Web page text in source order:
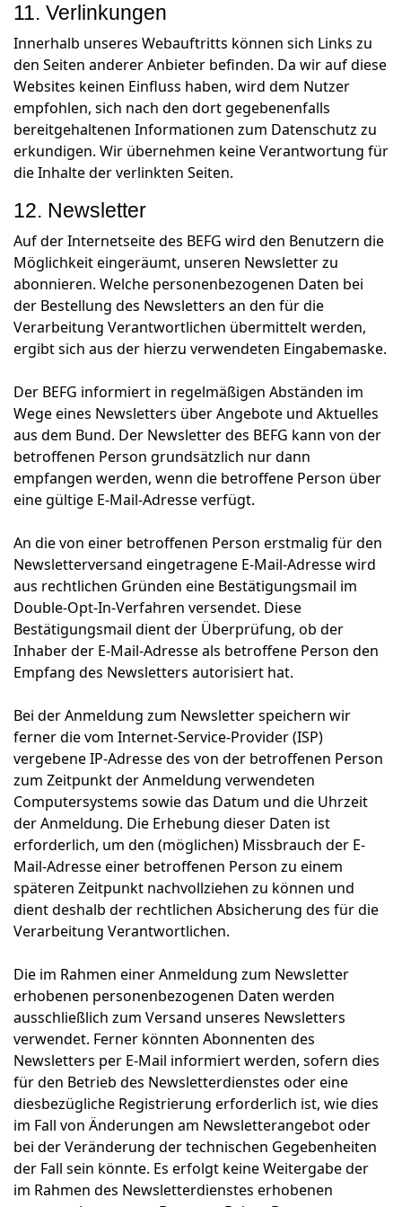
11. Verlinkungen
Innerhalb unseres Webauftritts können sich Links zu
den Seiten anderer Anbieter befinden. Da wir auf diese
Websites keinen Einfluss haben, wird dem Nutzer
empfohlen, sich nach den dort gegebenenfalls
bereitgehaltenen Informationen zum Datenschutz zu
erkundigen. Wir übernehmen keine Verantwortung für
die Inhalte der verlinkten Seiten.
12. Newsletter
Auf der Internetseite des BEFG wird den Benutzern die
Möglichkeit eingeräumt, unseren Newsletter zu
abonnieren. Welche personenbezogenen Daten bei
der Bestellung des Newsletters an den für die
Verarbeitung Verantwortlichen übermittelt werden,
ergibt sich aus der hierzu verwendeten Eingabemaske.
Der BEFG informiert in regelmäßigen Abständen im
Wege eines Newsletters über Angebote und Aktuelles
aus dem Bund. Der Newsletter des BEFG kann von der
betroffenen Person grundsätzlich nur dann
empfangen werden, wenn die betroffene Person über
eine gültige E-Mail-Adresse verfügt.
An die von einer betroffenen Person erstmalig für den
Newsletterversand eingetragene E-Mail-Adresse wird
aus rechtlichen Gründen eine Bestätigungsmail im
Double-Opt-In-Verfahren versendet. Diese
Bestätigungsmail dient der Überprüfung, ob der
Inhaber der E-Mail-Adresse als betroffene Person den
Empfang des Newsletters autorisiert hat.
Bei der Anmeldung zum Newsletter speichern wir
ferner die vom Internet-Service-Provider (ISP)
vergebene IP-Adresse des von der betroffenen Person
zum Zeitpunkt der Anmeldung verwendeten
Computersystems sowie das Datum und die Uhrzeit
der Anmeldung. Die Erhebung dieser Daten ist
erforderlich, um den (möglichen) Missbrauch der E-
Mail-Adresse einer betroffenen Person zu einem
späteren Zeitpunkt nachvollziehen zu können und
dient deshalb der rechtlichen Absicherung des für die
Verarbeitung Verantwortlichen.
Die im Rahmen einer Anmeldung zum Newsletter
erhobenen personenbezogenen Daten werden
ausschließlich zum Versand unseres Newsletters
verwendet. Ferner könnten Abonnenten des
Newsletters per E-Mail informiert werden, sofern dies
für den Betrieb des Newsletterdienstes oder eine
diesbezügliche Registrierung erforderlich ist, wie dies
im Fall von Änderungen am Newsletterangebot oder
bei der Veränderung der technischen Gegebenheiten
der Fall sein könnte. Es erfolgt keine Weitergabe der
im Rahmen des Newsletterdienstes erhobenen